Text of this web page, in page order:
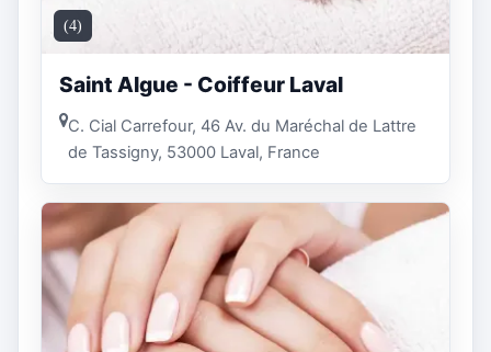
(4)
Saint Algue - Coiffeur Laval
C. Cial Carrefour, 46 Av. du Maréchal de Lattre
de Tassigny, 53000 Laval, France